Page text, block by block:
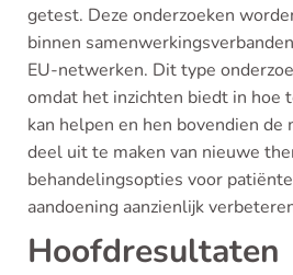
getest. Deze onderzoeken
binnen
EU-netwerken. Dit type
omdat het inzichten biedt in hoe
kan helpen en hen bovendien
deel uit te maken van nieuwe
behandelingsopties voor
aandoening aanzienlijk
Hoofdresultaten